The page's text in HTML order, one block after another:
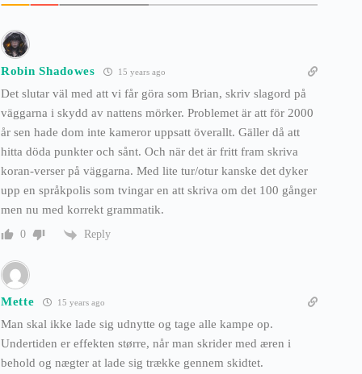
Robin Shadowes 15 years ago
Det slutar väl med att vi får göra som Brian, skriv slagord på
väggarna i skydd av nattens mörker. Problemet är att för 2000
år sen hade dom inte kameror uppsatt överallt. Gäller då att
hitta döda punkter och sånt. Och när det är fritt fram skriva
koran-verser på väggarna. Med lite tur/otur kanske det dyker
upp en språkpolis som tvingar en att skriva om det 100 gånger
men nu med korrekt grammatik.
0 Reply
Mette 15 years ago
Man skal ikke lade sig udnytte og tage alle kampe op.
Undertiden er effekten større, når man skrider med æren i
behold og nægter at lade sig trække gennem skidtet.